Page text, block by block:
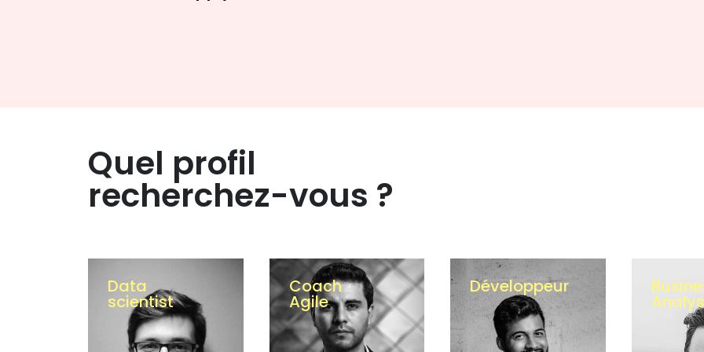
Quel profil
recherchez-vous ?
Coach
Agile
Développeur Business
Analyst